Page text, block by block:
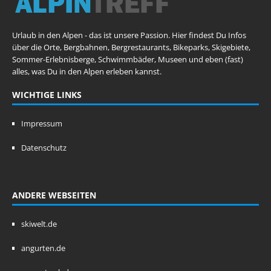
Urlaub in den Alpen - das ist unsere Passion. Hier findest Du Infos
über die Orte, Bergbahnen, Bergrestaurants, Bikeparks, Skigebiete,
Sommer-Erlebnisberge, Schwimmbäder, Museen und eben (fast)
alles, was Du in den Alpen erleben kannst.
WICHTIGE LINKS
Impressum
Datenschutz
ANDERE WEBSEITEN
skiwelt.de
angurten.de